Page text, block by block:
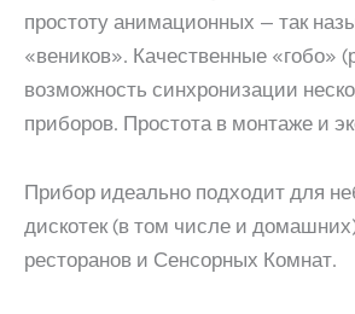
простоту анимационных — так
«веников». Качественные «гобо»
возможность синхронизации
приборов. Простота в монтаже и
Прибор идеально подходит для
дискотек (в том числе и
ресторанов и Сенсорных Комнат.